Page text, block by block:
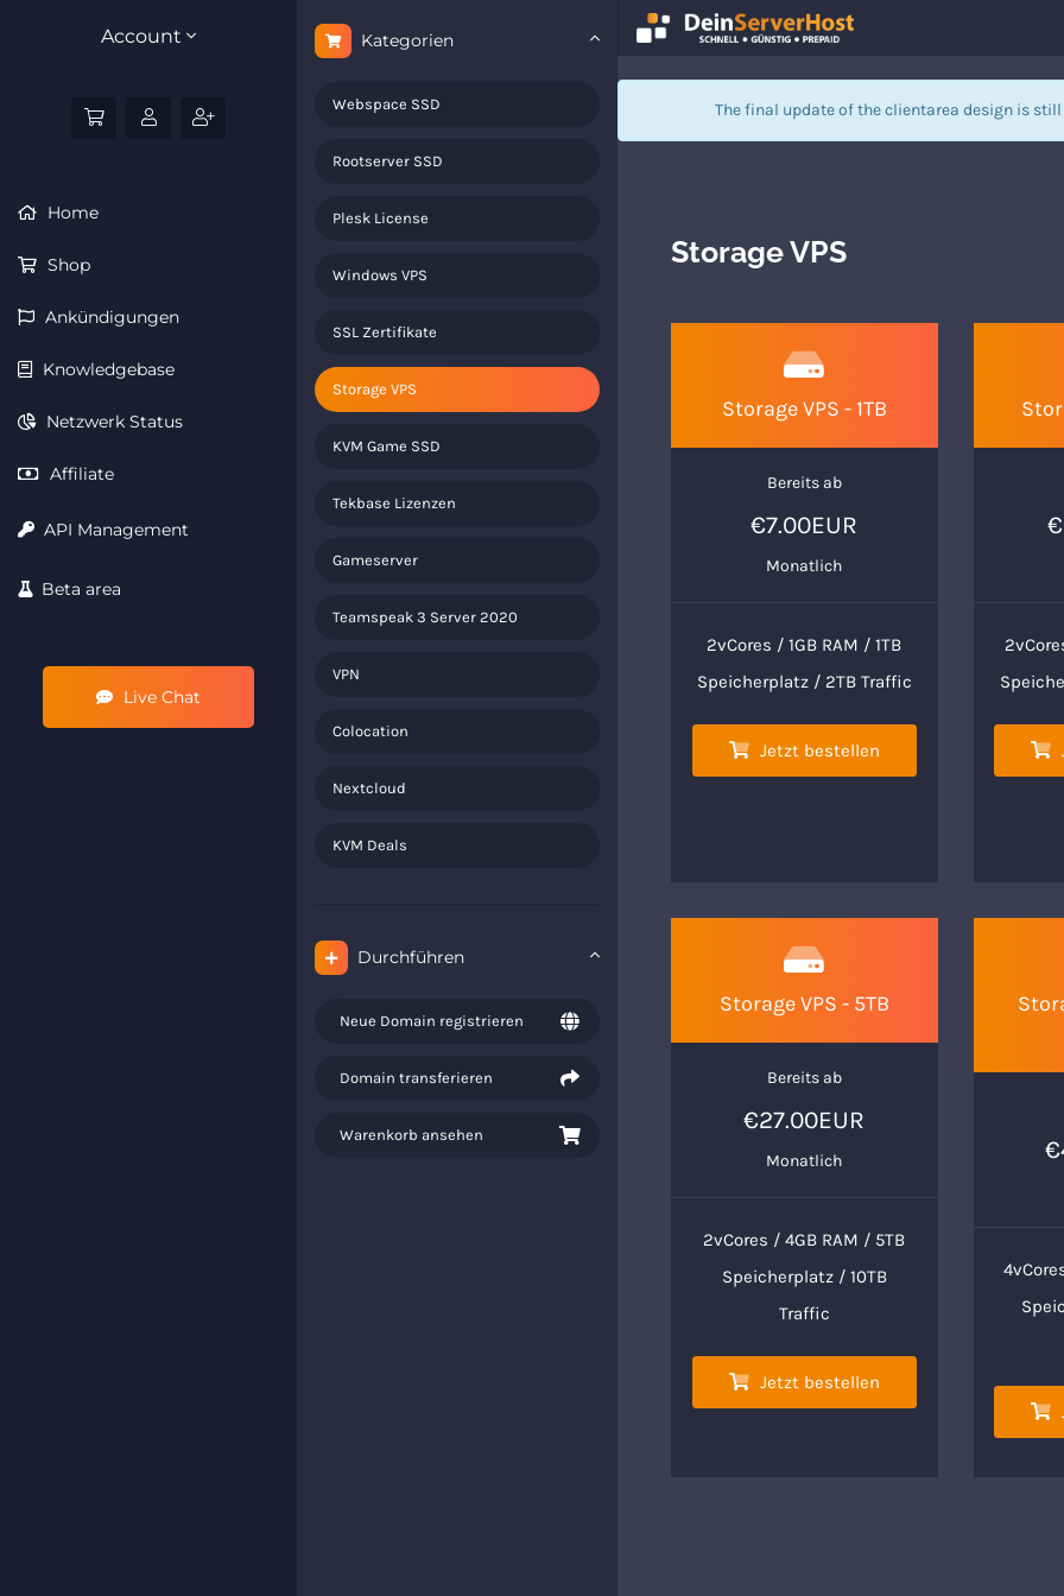
Account
Home
Shop
Ankündigungen
Knowledgebase
Netzwerk Status
Affiliate
API Management
Beta area
Live Chat
Kategorien
Webspace SSD
Rootserver SSD
Plesk License
Windows VPS
SSL Zertifikate
Storage VPS
KVM Game SSD
Tekbase Lizenzen
Gameserver
Teamspeak 3 Server 2020
VPN
Colocation
Nextcloud
KVM Deals
Durchführen
Neue Domain registrieren
Domain transferieren
Warenkorb ansehen
The final update of the clientarea design is
Storage VPS
Storage VPS - 1TB
Bereits ab
€7.00EUR
Monatlich
2vCores / 1GB RAM / 1TB
Speicherplatz / 2TB Traffic
Jetzt bestellen
Storage VPS - 5TB
Bereits ab
€27.00EUR
Monatlich
2vCores / 4GB RAM / 5TB
Speicherplatz / 10TB
Traffic
Jetzt bestellen